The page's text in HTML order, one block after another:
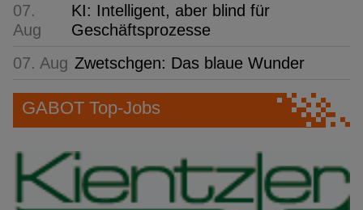
07.
Aug
KI: Intelligent, aber blind für
Geschäftsprozesse
07. Aug Zwetschgen: Das blaue Wunder
GABOT Top-Jobs